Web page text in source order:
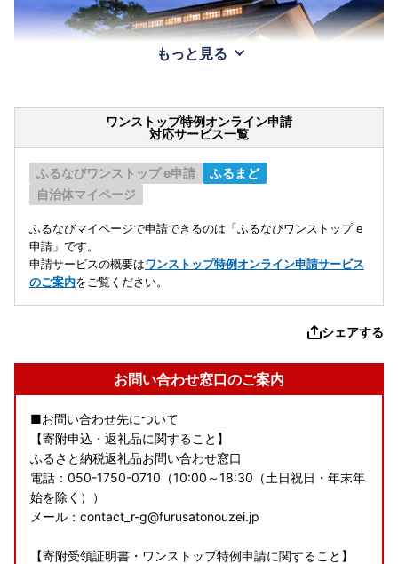
もっと見る
ワンストップ特例オンライン申請
対応サービス一覧
ふるなびワンストップ e申請
ふるまど
自治体マイページ
ふるなびマイページで申請できるのは「ふるなびワンストップ e
申請」です。
申請サービスの概要はワンストップ特例オンライン申請サービス
のご案内をご覧ください。
シェアする
お問い合わせ窓口のご案内
■お問い合わせ先について
【寄附申込・返礼品に関すること】
ふるさと納税返礼品お問い合わせ窓口
電話：050-1750-0710（10:00～18:30（土日祝日・年末年
始を除く））
メール：contact_r-g@furusatonouzei.jp
【寄附受領証明書・ワンストップ特例申請に関すること】